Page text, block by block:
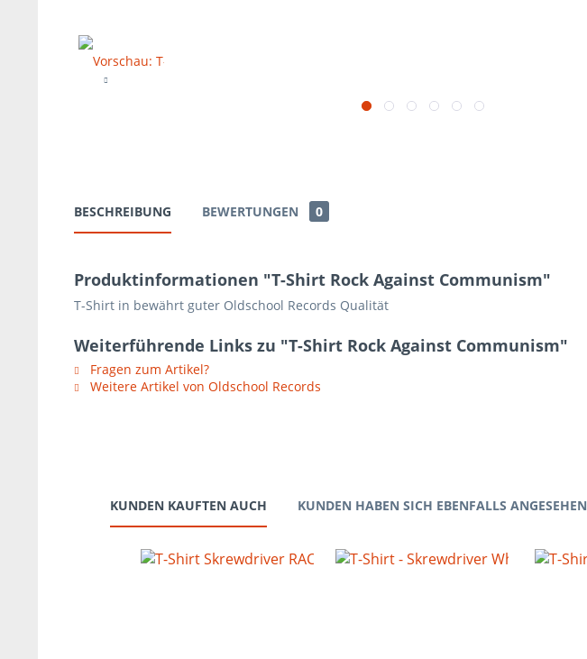
BESCHREIBUNG BEWERTUNGEN 0
Produktinformationen "T-Shirt Rock Against Communism"
T-Shirt in bewährt guter Oldschool Records Qualität
Weiterführende Links zu "T-Shirt Rock Against Communism"
Fragen zum Artikel?
Weitere Artikel von Oldschool Records
KUNDEN KAUFTEN AUCH KUNDEN HABEN SICH EBENFALLS ANGESEHEN